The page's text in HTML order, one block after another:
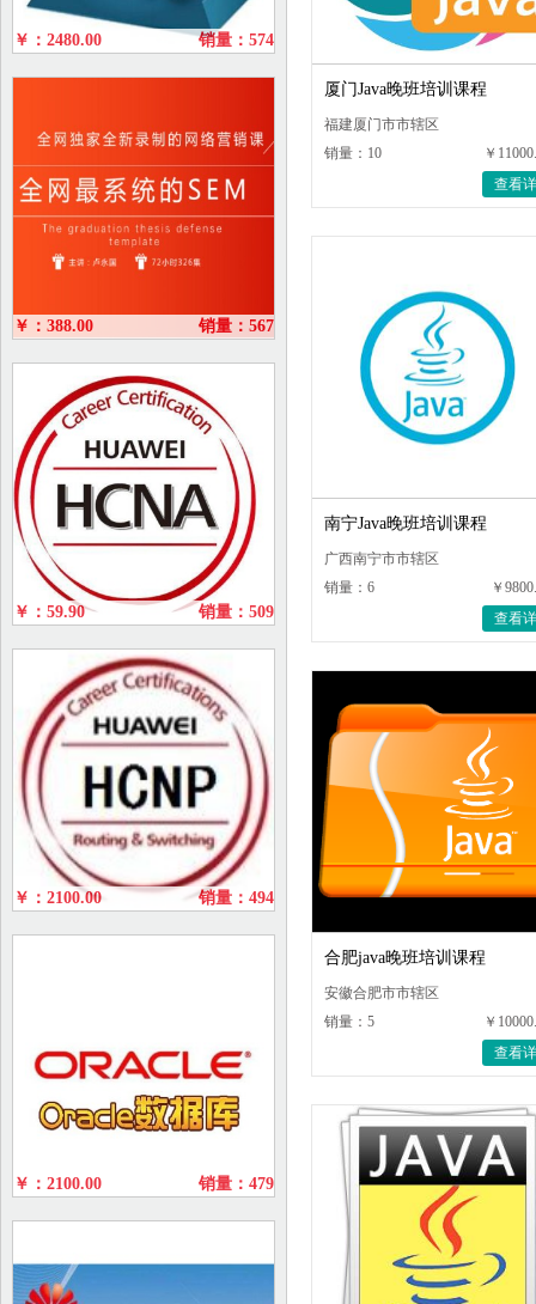
￥：2480.00 销量：574
￥：388.00 销量：567
￥：59.90 销量：509
￥：2100.00 销量：494
￥：2100.00 销量：479
厦门Java晚班培训课程
福建厦门市市辖区
销量：10
￥
查看
南宁Java晚班培训课程
广西南宁市市辖区
销量：6
￥
查看
合肥java晚班培训课程
安徽合肥市市辖区
销量：5
￥
查看